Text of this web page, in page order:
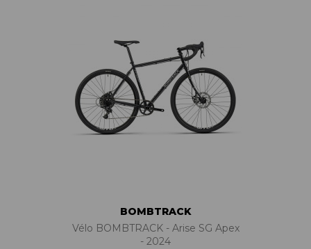
BOMBTRACK
Vélo BOMBTRACK - Arise SG Apex
- 2024